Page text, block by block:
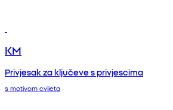
KM
Privjesak za ključeve s privjescima
s motivom cvijeta